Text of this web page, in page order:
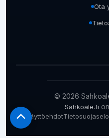
Ota
© 2026
Sahkoale.fi
Käyttöehdot
Scroll
to